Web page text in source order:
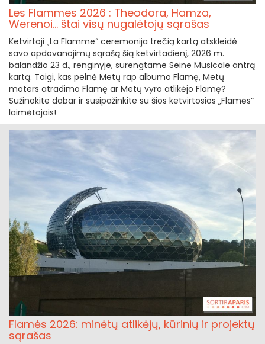
Les Flammes 2026 : Theodora, Hamza,
Werenoi... štai visų nugalėtojų sąrašas
Ketvirtoji „La Flamme“ ceremonija trečią kartą atskleidė
savo apdovanojimų sąrašą šią ketvirtadienį, 2026 m.
balandžio 23 d., renginyje, surengtame Seine Musicale antrą
kartą. Taigi, kas pelnė Metų rap albumo Flamę, Metų
moters atradimo Flamę ar Metų vyro atlikėjo Flamę?
Sužinokite dabar ir susipažinkite su šios ketvirtosios „Flamės“
laimėtojais!
Flamės 2026: minėtų atlikėjų, kūrinių ir projektų
sąrašas